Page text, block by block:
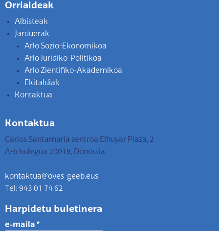
Orrialdeak
Albisteak
Jarduerak
Arlo Sozio-Ekonomikoa
Arlo Juridiko-Politikoa
Arlo Zientifiko-Akademikoa
Ekitaldiak
Kontaktua
Kontaktua
Carlos Santamaria zentroa Elhuyar Plaza, 2
A-6 bulegoa 20018, Donostia
kontaktua@oves-geeb.eus
Tel: 943 01 74 62
Harpidetu buletinera
e-maila *